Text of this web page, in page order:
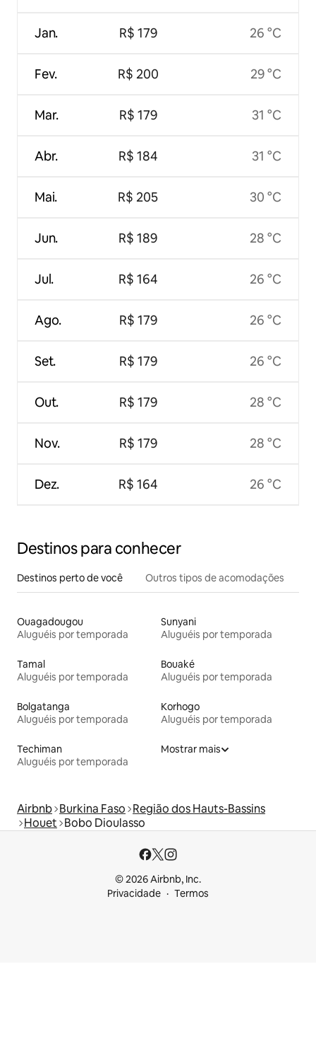
Jan.
Fev.
Mar.
Abr.
Mai.
Jun.
Jul.
Ago.
Set.
Out.
Nov.
Dez.
R$ 179
R$ 200
R$ 179
R$ 184
R$ 205
R$ 189
R$ 164
R$ 179
R$ 179
R$ 179
R$ 179
R$ 164
26 °C
29 °C
31 °C
31 °C
30 °C
28 °C
26 °C
26 °C
26 °C
28 °C
28 °C
26 °C
Destinos para conhecer
Destinos perto de você Outros tipos de acomodações
Ouagadougou
Aluguéis por temporada
Sunyani
Aluguéis por temporada
Tamal
Aluguéis por temporada
Bouaké
Aluguéis por temporada
Bolgatanga
Aluguéis por temporada
Korhogo
Aluguéis por temporada
Techiman
Aluguéis por temporada
Mostrar mais
Airbnb Burkina Faso Região dos Hauts-Bassins
Houet Bobo Dioulasso
© 2026 Airbnb, Inc.
Privacidade
Termos